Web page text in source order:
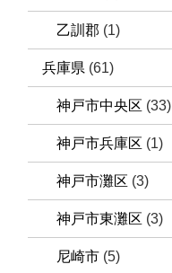
乙訓郡 (1)
兵庫県 (61)
神戸市中央区 (33)
神戸市兵庫区 (1)
神戸市灘区 (3)
神戸市東灘区 (3)
尼崎市 (5)